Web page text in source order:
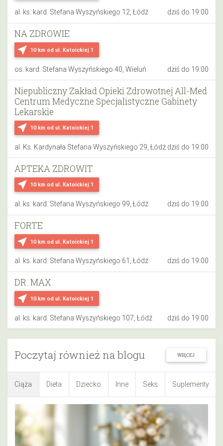
al. ks. kard. Stefana Wyszyńskiego 12, Łódź dziś do 19:00
near_me 10 km od ul. Katoickiej 1
NA ZDROWIE
os. kard. Stefana Wyszyńskiego 40, Wieluń dziś do 19:00
near_me 10 km od ul. Katoickiej 1
Niepubliczny Zakład Opieki Zdrowotnej All-Med
Centrum Medyczne Specjalistyczne Gabinety
Lekarskie
al. Ks. Kardynała Stefana Wyszyńskiego 29, Łódź dziś do 19:00
near_me 10 km od ul. Katoickiej 1
APTEKA ZDROWIT
al. ks. kard. Stefana Wyszyńskiego 99, Łódź dziś do 19:00
near_me 10 km od ul. Katoickiej 1
FORTE
al. ks. kard. Stefana Wyszyńskiego 61, Łódź dziś do 19:00
near_me 10 km od ul. Katoickiej 1
DR. MAX
al. ks. kard. Stefana Wyszyńskiego 107, Łódź dziś do 19:00
Poczytaj również na blogu WIĘCEJ
Ciąża Dieta Dziecko Inne Seks Suplementy